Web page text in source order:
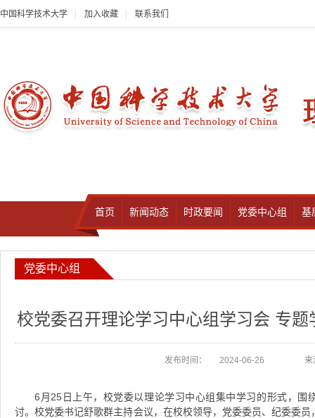
中国科学技术大学 加入收藏 联系我们
首页 新闻动态 时政要闻 党委中心组 基
党委中心组
校党委召开理论学习中心组学习会 专
发布时间： 2024-06-26 来
6月25日上午，校党委以理论学习中心组集中学习的形式，围
讨。校党委书记舒歌群主持会议，在校校领导，党委委员、纪委委